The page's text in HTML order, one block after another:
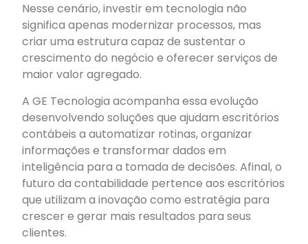
Nesse cenário, investir em tecnologia não
significa apenas modernizar processos, mas
criar uma estrutura capaz de sustentar o
crescimento do negócio e oferecer serviços de
maior valor agregado.
A GE Tecnologia acompanha essa evolução
desenvolvendo soluções que ajudam escritórios
contábeis a automatizar rotinas, organizar
informações e transformar dados em
inteligência para a tomada de decisões. Afinal, o
futuro da contabilidade pertence aos escritórios
que utilizam a inovação como estratégia para
crescer e gerar mais resultados para seus
clientes.